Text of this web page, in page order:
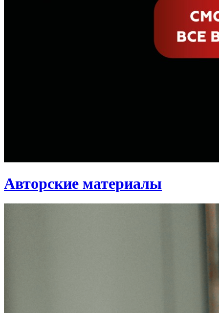
Авторские материалы